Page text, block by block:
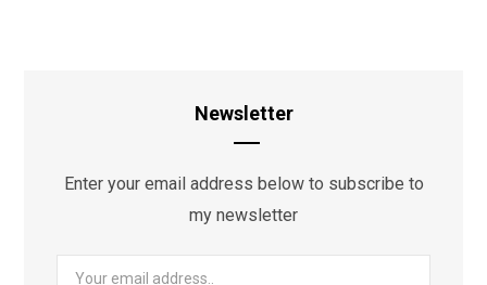
Newsletter
Enter your email address below to subscribe to
my newsletter